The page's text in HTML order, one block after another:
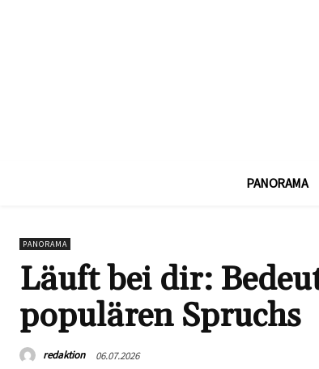
PANORAMA
PANORAMA
Läuft bei dir:
populären Spruchs
redaktion 06.07.2026